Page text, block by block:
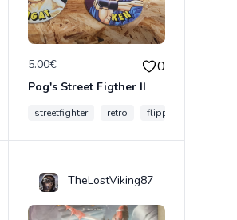
5.00€ 0
Pog's Street Figther II
streetfighter retro flippo
TheLostViking87